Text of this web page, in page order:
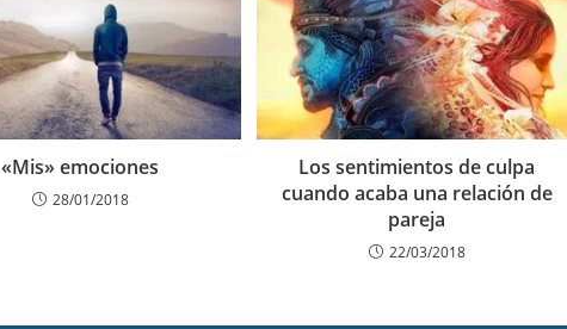
«Mis» emociones
28/01/2018
Los sentimientos de culpa
cuando acaba una relación de
pareja
22/03/2018